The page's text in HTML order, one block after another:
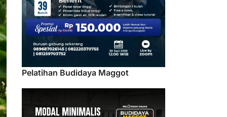
Pelatihan Budidaya Maggot